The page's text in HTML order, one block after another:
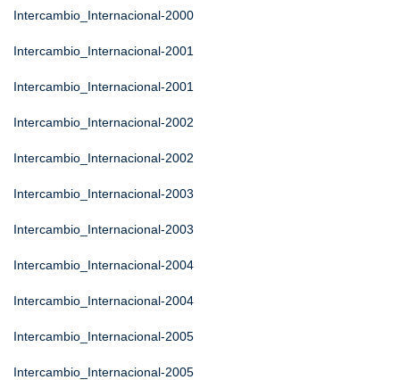
Intercambio_Internacional-2000
Intercambio_Internacional-2001
Intercambio_Internacional-2001
Intercambio_Internacional-2002
Intercambio_Internacional-2002
Intercambio_Internacional-2003
Intercambio_Internacional-2003
Intercambio_Internacional-2004
Intercambio_Internacional-2004
Intercambio_Internacional-2005
Intercambio_Internacional-2005